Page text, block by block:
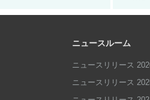
ニュースルーム
ニュースリリース
ニュースリリース